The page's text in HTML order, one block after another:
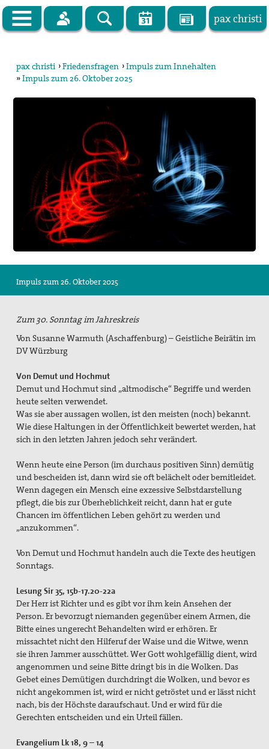
pax christi
pax christi Deutsche Sektion
Publikationen
Facebook
Kontakt
Impressum
Suche
pax christi ›Friedensfragen ›Impuls zum Innehalten
»Impuls zum 26. Oktober 2025
Impuls zum 26. Oktober 2025
Zum 30. Sonntag im Jahreskreis
Von Susanne Warmuth (Aschaffenburg) – Geistliche Beirätin im
DV Würzburg
Von Demut und Hochmut
Demut und Hochmut sind „altmodische“ Begriffe und werden
heute selten verwendet.
Was sie aber aussagen wollen, ist den meisten (noch) bekannt.
Wie diese Haltungen in der Öffentlichkeit bewertet werden, hat
sich in den letzten Jahren jedoch sehr verändert.
Wenn heute eine Person (im durchaus positiven Sinn) demütig
und bescheiden ist, dann wird sie oft belächelt oder bemitleidet.
Wenn dagegen ein Mensch eine exzessive Selbstdarstellung
pflegt, die bis zur Überheblichkeit reicht, dann hat er gute
Chancen im öffentlichen Leben gehört zu werden und
„anzukommen“.
Von Demut und Hochmut handeln auch die Texte des heutigen
Sonntags.
Lesung Sir 35, 15b-17.20-22a
Der Herr ist Richter und es gibt vor ihm kein Ansehen der
Person. Er bevorzugt niemanden gegenüber einem Armen, die
Bitte eines ungerecht Behandelten wird er erhören. Er
missachtet nicht den Hilferuf der Waise und die Witwe, wenn
sie ihren Jammer ausschüttet. Wer Gott wohlgefällig dient, wird
angenommen und seine Bitte dringt bis in die Wolken. Das
Gebet eines Demütigen durchdringt die Wolken, und bevor es
nicht angekommen ist, wird er nicht getröstet und er lässt nicht
nach, bis der Höchste daraufschaut. Und er wird für die
Gerechten entscheiden und ein Urteil fällen.
Evangelium Lk 18, 9 – 14